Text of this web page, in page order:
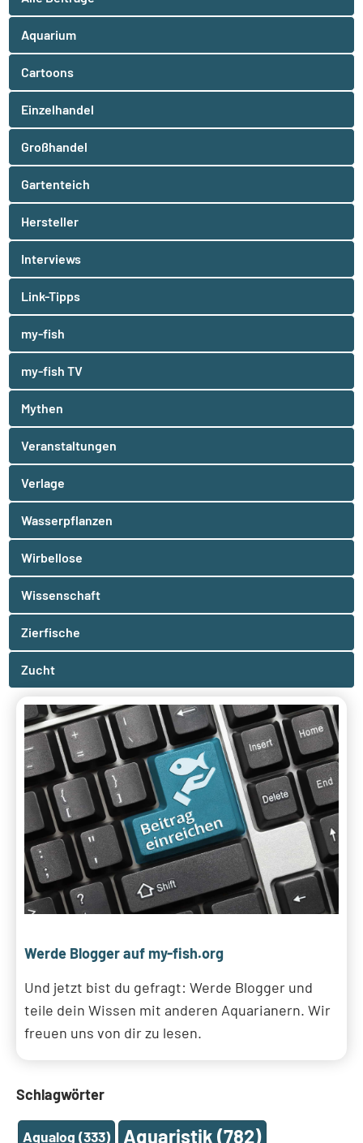
Aquarium
Cartoons
Einzelhandel
Großhandel
Gartenteich
Hersteller
Interviews
Link-Tipps
my-fish
my-fish TV
Mythen
Veranstaltungen
Verlage
Wasserpflanzen
Wirbellose
Wissenschaft
Zierfische
Zucht
Werde Blogger auf my-fish.org
Und jetzt bist du gefragt: Werde Blogger und
teile dein Wissen mit anderen Aquarianern. Wir
freuen uns von dir zu lesen.
Schlagwörter
Aqualog (333) Aquaristik (782)